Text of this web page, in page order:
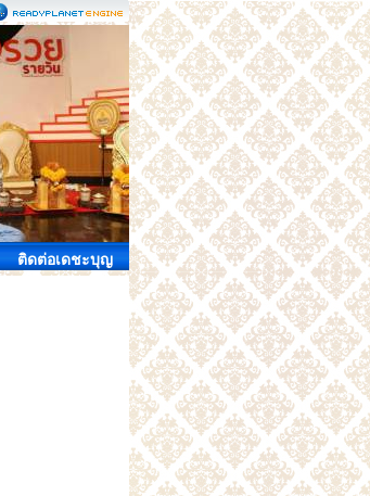
ติดต่อเดชะบุญ